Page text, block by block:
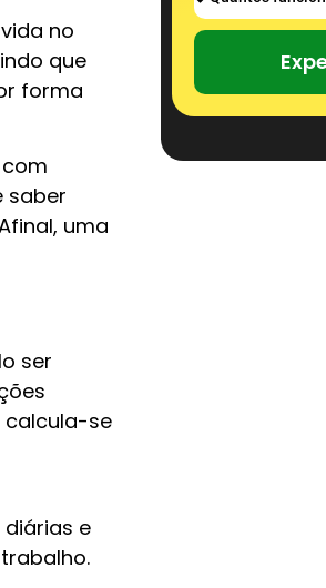
no
que
forma
saber
uma
ser
calcula-se
e